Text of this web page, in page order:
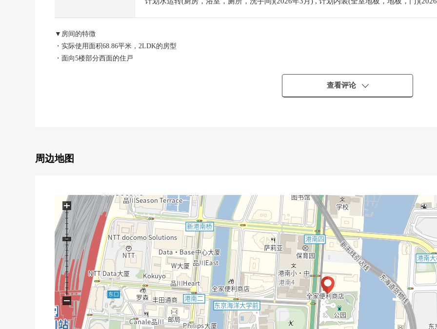
▼房间的特徴
・实际使用面积68.86平米，2LDK的房型
・面向5楼部分西面的住戸
・被客餐厅，走廊收藏
・整体卫浴交换(附带浴室烘干机)
・厨房交换
・厕所更换
・盥洗台交换
・门交换
・热水器交换
・鞋柜交换其他
▼Mansion概要
・JR山手线"品川"车站步行12分钟
・到跟羽田机场直接连接的东京单轨电车"天王洲岛"车站步行9分钟
查看评论
周边地图
+
−